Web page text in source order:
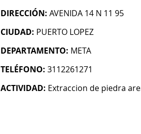
DIRECCIÓN: AVENIDA 14 N 11 95
CIUDAD: PUERTO LOPEZ
DEPARTAMENTO: META
TELÉFONO: 3112261271
ACTIVIDAD: Extraccion de piedra